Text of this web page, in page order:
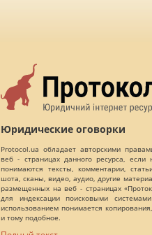
Юридические оговорки
Protocol.ua обладает авторскими
веб - страницах данного ресурса,
понимаются тексты, комментарии,
шота, сканы, видео, аудио, другие
размещенных на веб - страницах
для индексации поисковыми
использованием понимается
и тому подобное.